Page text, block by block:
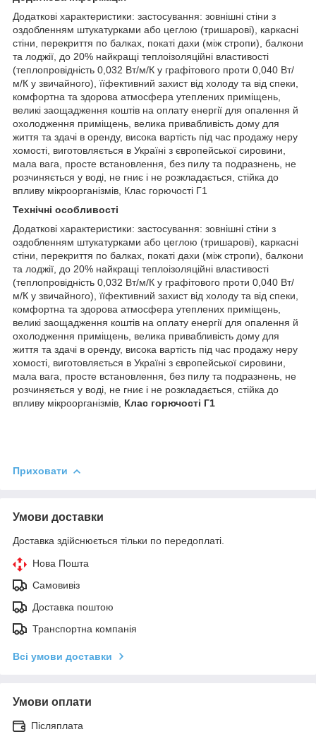
Додаткові характеристики: застосування: зовнішні стіни з
оздобленням штукатурками або цеглою (тришарові), каркасні
стіни, перекриття по балках, покаті дахи (між стропи), балкони
та лоджії, до 20% найкращі теплоізоляційні властивості
(теплопровідність 0,032 Вт/м/К у графітового проти 0,040 Вт/
м/К у звичайного), їїфективний захист від холоду та від спеки,
комфортна та здорова атмосфера утеплених приміщень,
великі заощадження коштів на оплату енергії для опалення й
охолодження приміщень, велика привабливість дому для
життя та здачі в оренду, висока вартість під час продажу неру
хомості, виготовляється в Україні з європейської сировини,
мала вага, просте встановлення, без пилу та подразнень, не
розчиняється у воді, не гниє і не розкладається, стійка до
впливу мікроорганізмів, Клас горючості Г1
Технічні особливості
Додаткові характеристики: застосування: зовнішні стіни з
оздобленням штукатурками або цеглою (тришарові), каркасні
стіни, перекриття по балках, покаті дахи (між стропи), балкони
та лоджії, до 20% найкращі теплоізоляційні властивості
(теплопровідність 0,032 Вт/м/К у графітового проти 0,040 Вт/
м/К у звичайного), їїфективний захист від холоду та від спеки,
комфортна та здорова атмосфера утеплених приміщень,
великі заощадження коштів на оплату енергії для опалення й
охолодження приміщень, велика привабливість дому для
життя та здачі в оренду, висока вартість під час продажу неру
хомості, виготовляється в Україні з європейської сировини,
мала вага, просте встановлення, без пилу та подразнень, не
розчиняється у воді, не гниє і не розкладається, стійка до
впливу мікроорганізмів, Клас горючості Г1
Приховати
Умови доставки
Доставка здійснюється тільки по передоплаті.
Нова Пошта
Самовивіз
Доставка поштою
Транспортна компанія
Всі умови доставки
Умови оплати
Післяплата